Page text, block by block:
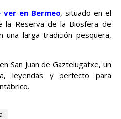
ver en Bermeo, situado en el
la Reserva de la Biosfera de
una larga tradición pesquera,
San Juan de Gaztelugatxe, un
leyendas y perfecto para